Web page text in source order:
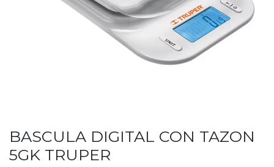
BASCULA DIGITAL CON TAZON
5GK TRUPER